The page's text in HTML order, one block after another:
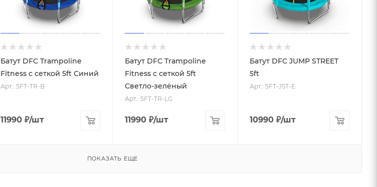
Батут DFC Trampoline
Fitness с сеткой 5ft Синий
Арт.: 5FT-TR-B
11990₽/шт
Батут DFC Trampoline
Fitness с сеткой 5ft
Светло-зелёный
Арт.: 5FT-TR-LG
11990 ₽/шт
Батут DFC JUMP STREET
5ft
Арт.: 5FT-JST-E
10990₽/шт
ПОКАЗАТЬ ЕЩЕ